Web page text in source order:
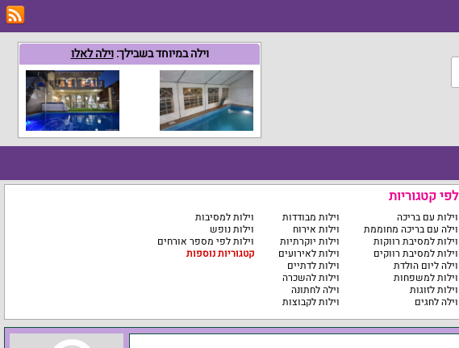
וילה במיוחד בשבילך:וילה לאלו
לפי קטגוריות
וילות עם בריכה
וילה עם בריכה מחוממת
וילות למסיבת רווקות
וילות למסיבת רווקים
וילה ליום הולדת
וילות למשפחות
וילות לזוגות
וילה לחגים
וילות מבודדות
וילות אירוח
וילות יוקרתיות
וילות לאירועים
וילות לדתיים
וילות להשכרה
וילה לחתונה
וילות לקבוצות
וילות למסיבות
וילות נופש
וילות לפי מספר אורחים
קטגוריות נוספות